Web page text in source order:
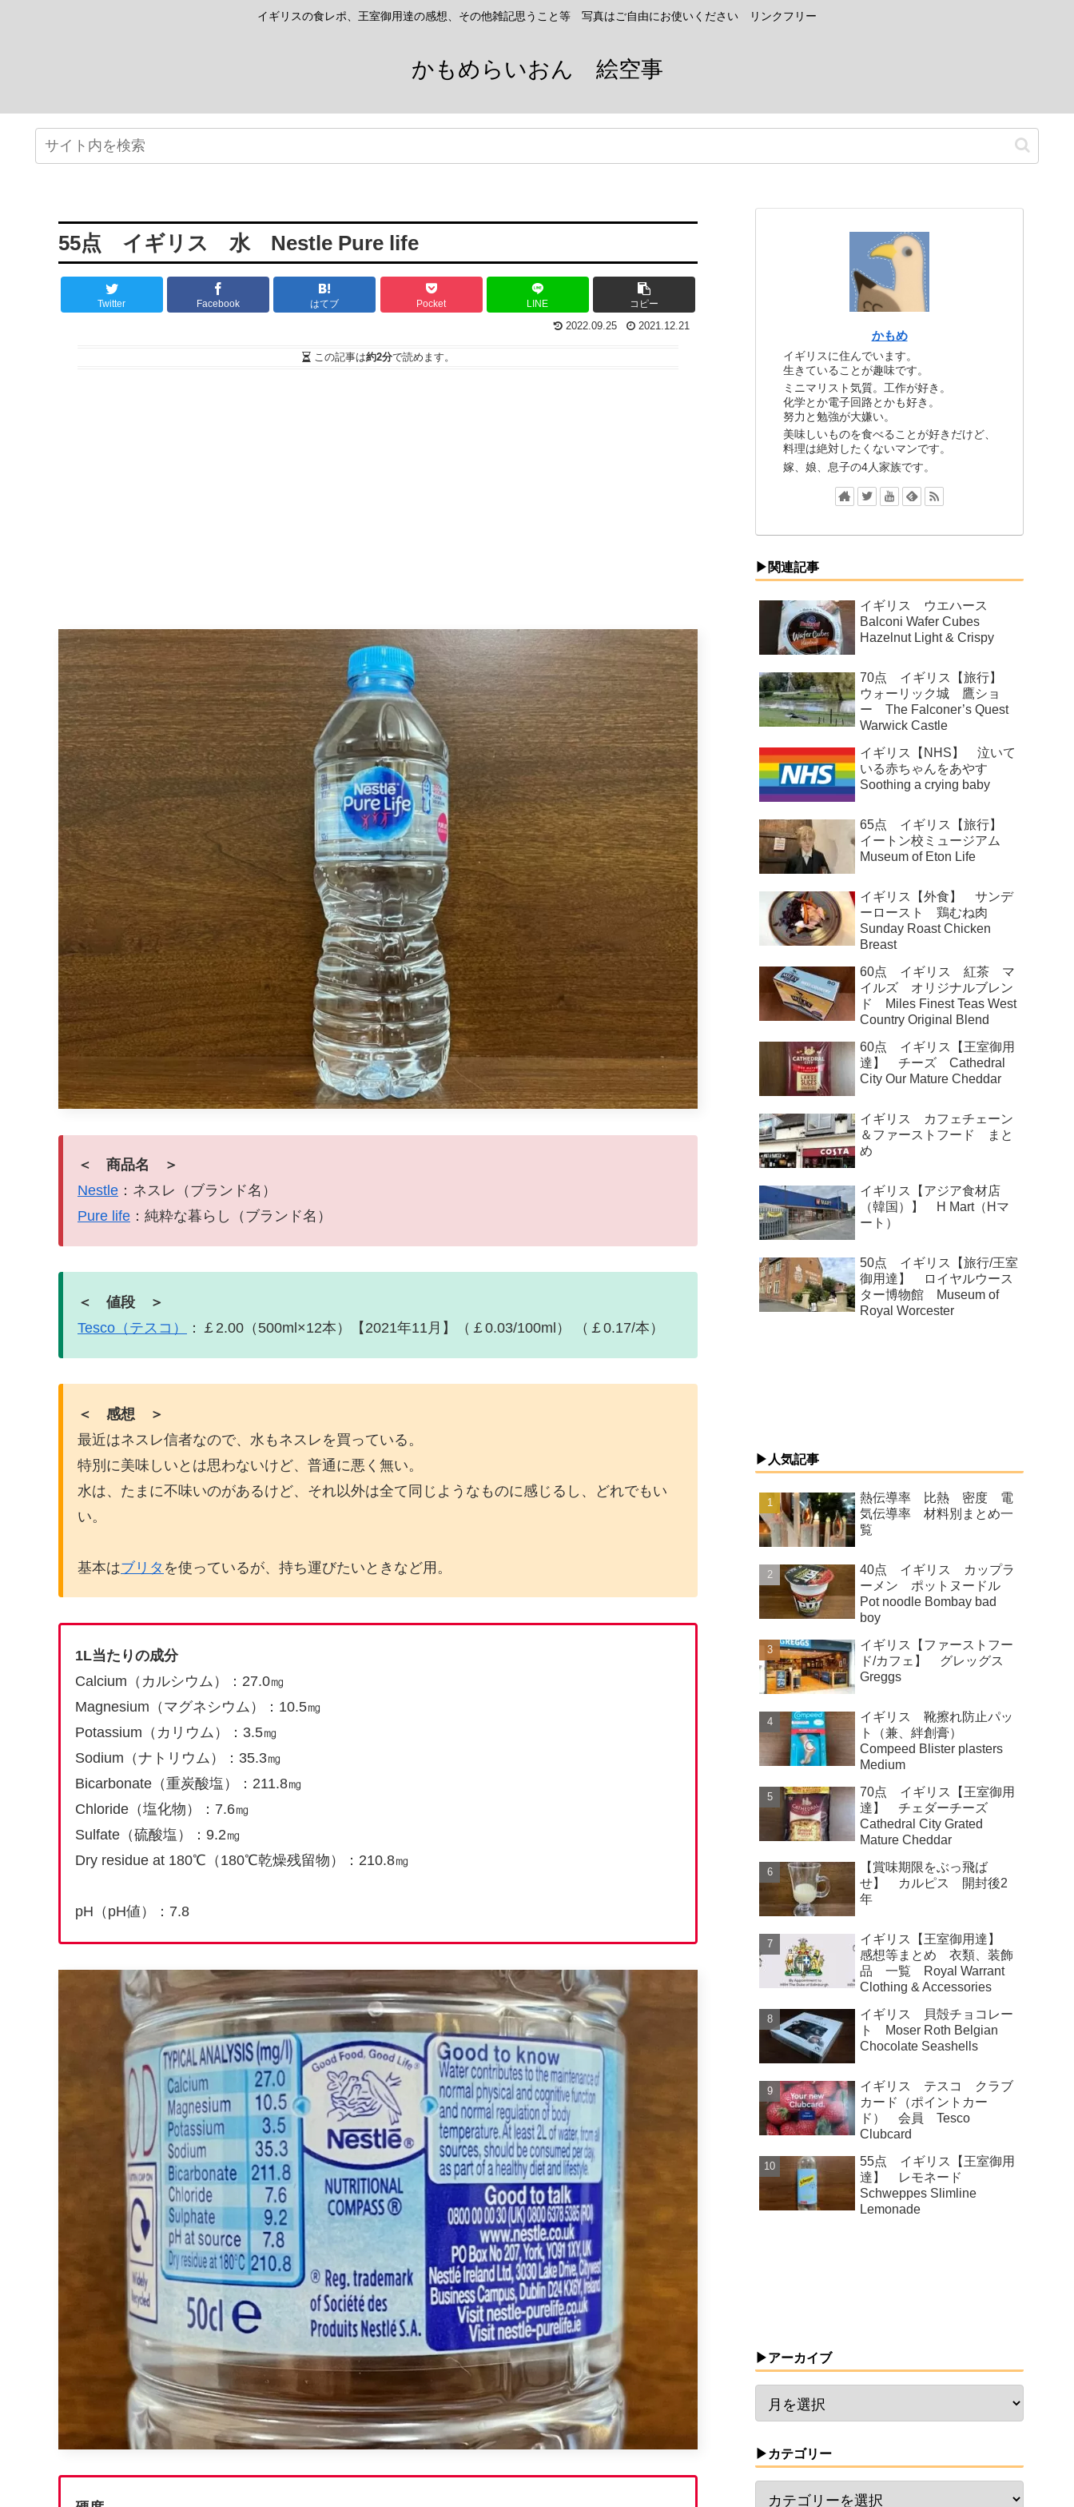
イギリスの食レポ、王室御用達の感想、その他雑記思うこと等 写真はご自由にお使いください リンクフリー
かもめらいおん 絵空事
55点 イギリス 水 Nestle Pure life
Twitter Facebook はてブ Pocket LINE コピー
2022.09.25 2021.12.21
この記事は約2分で読めます。
＜ 商品名 ＞
Nestle ：ネスレ（ブランド名）
Pure life ：純粋な暮らし（ブランド名）
＜ 値段 ＞
Tesco（テスコ）
：￡2.00（500ml×12本）【2021年11月】（￡0.03/100ml） （￡0.17/本）
＜ 感想 ＞
最近はネスレ信者なので、水もネスレを買っている。
特別に美味しいとは思わないけど、普通に悪く無い。
水は、たまに不味いのがあるけど、それ以外は全て同じようなものに感じるし、どれでもい
い。
基本はブリタ を使っているが、持ち運びたいときなど用。
1L当たりの成分
Calcium（カルシウム）：27.0㎎
Magnesium（マグネシウム）：10.5㎎
Potassium（カリウム）：3.5㎎
Sodium（ナトリウム）：35.3㎎
Bicarbonate（重炭酸塩）：211.8㎎
Chloride（塩化物）：7.6㎎
Sulfate（硫酸塩）：9.2㎎
Dry residue at 180℃（180℃乾燥残留物）：210.8㎎
pH（pH値）：7.8
かもめ
イギリスに住んでいます。
生きていることが趣味です。
ミニマリスト気質。工作が好き。
化学とか電子回路とかも好き。
努力と勉強が大嫌い。
美味しいものを食べることが好きだけど、
料理は絶対したくないマンです。
嫁、娘、息子の4人家族です。
▶関連記事
イギリス ウエハース
Balconi Wafer Cubes
Hazelnut Light & Crispy
70点 イギリス【旅行】
ウォーリック城 鷹ショ
ー The Falconer’s Quest
Warwick Castle
イギリス【NHS】 泣いて
いる赤ちゃんをあやす
Soothing a crying baby
65点 イギリス【旅行】
イートン校ミュージアム
Museum of Eton Life
イギリス【外食】 サンデ
ーロースト 鶏むね肉
Sunday Roast Chicken
Breast
60点 イギリス 紅茶 マ
イルズ オリジナルブレン
ド Miles Finest Teas West
Country Original Blend
60点 イギリス【王室御用
達】 チーズ Cathedral
City Our Mature Cheddar
イギリス カフェチェーン
＆ファーストフード まと
め
イギリス【アジア食材店
（韓国）】 H Mart（Hマ
ート）
50点 イギリス【旅行/王室
御用達】 ロイヤルウース
ター博物館 Museum of
Royal Worcester
▶人気記事
熱伝導率 比熱 密度 電
気伝導率 材料別まとめ一
覧
40点 イギリス カップラ
ーメン ポットヌードル
Pot noodle Bombay bad
boy
イギリス【ファーストフー
ド/カフェ】 グレッグス
Greggs
イギリス 靴擦れ防止パッ
ト（兼、絆創膏）
Compeed Blister plasters
Medium
70点 イギリス【王室御用
達】 チェダーチーズ
Cathedral City Grated
Mature Cheddar
【賞味期限をぶっ飛ば
せ】 カルピス 開封後2
年
イギリス【王室御用達】
感想等まとめ 衣類、装飾
品 一覧 Royal Warrant
Clothing & Accessories
イギリス 貝殻チョコレー
ト Moser Roth Belgian
Chocolate Seashells
イギリス テスコ クラブ
カード（ポイントカー
ド） 会員 Tesco
Clubcard
55点 イギリス【王室御用
達】 レモネード
Schweppes Slimline
Lemonade
▶アーカイブ
▶カテゴリー